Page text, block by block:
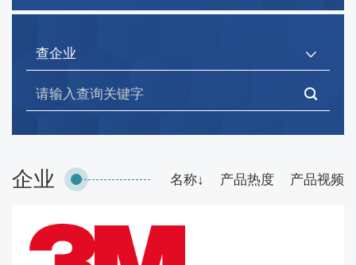
药用粉碎设备展区
中药饮片设备展区
工程净化及验证专区
生物反应器（一次性／不锈钢发酵罐、细胞培养系统
企业 名称↓ 产品热度 产品视频